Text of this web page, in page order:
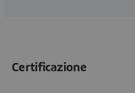
Certificazione